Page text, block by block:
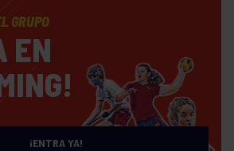
GRUPO
EN
¡ENTRA YA!